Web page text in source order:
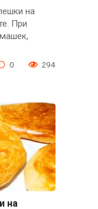
на
При
0 294
на